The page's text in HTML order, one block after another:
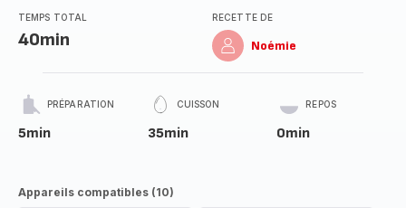
TEMPS TOTAL
40min
RECETTE DE
Noémie
PRÉPARATION
5min
CUISSON
35min
REPOS
0min
Appareils compatibles (10)